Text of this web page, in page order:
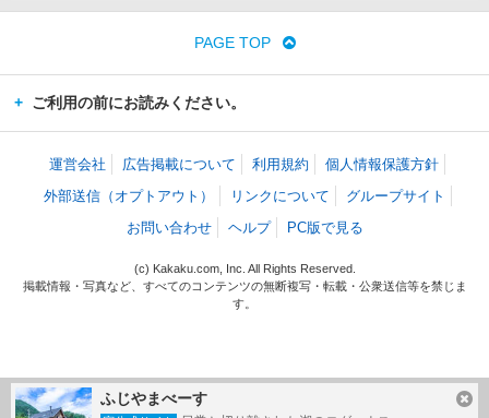
ふじやまべーす
PAGE TOP
ご利用の前にお読みください。
運営会社 広告掲載について 利用規約
個人情報保護方針
外部送信（オプトアウト）
リンクについて
グループサイト
お問い合わせ
ヘルプ PC版で見る
(c) Kakaku.com, Inc. All Rights Reserved.
掲載情報・写真など、すべてのコンテンツの無断複写・転載・公衆送信等を禁じま
す。